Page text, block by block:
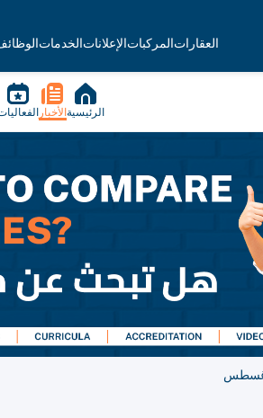
العقاراتالمركباتالإعلاناتالخدمات
الرئيسية الأخبار